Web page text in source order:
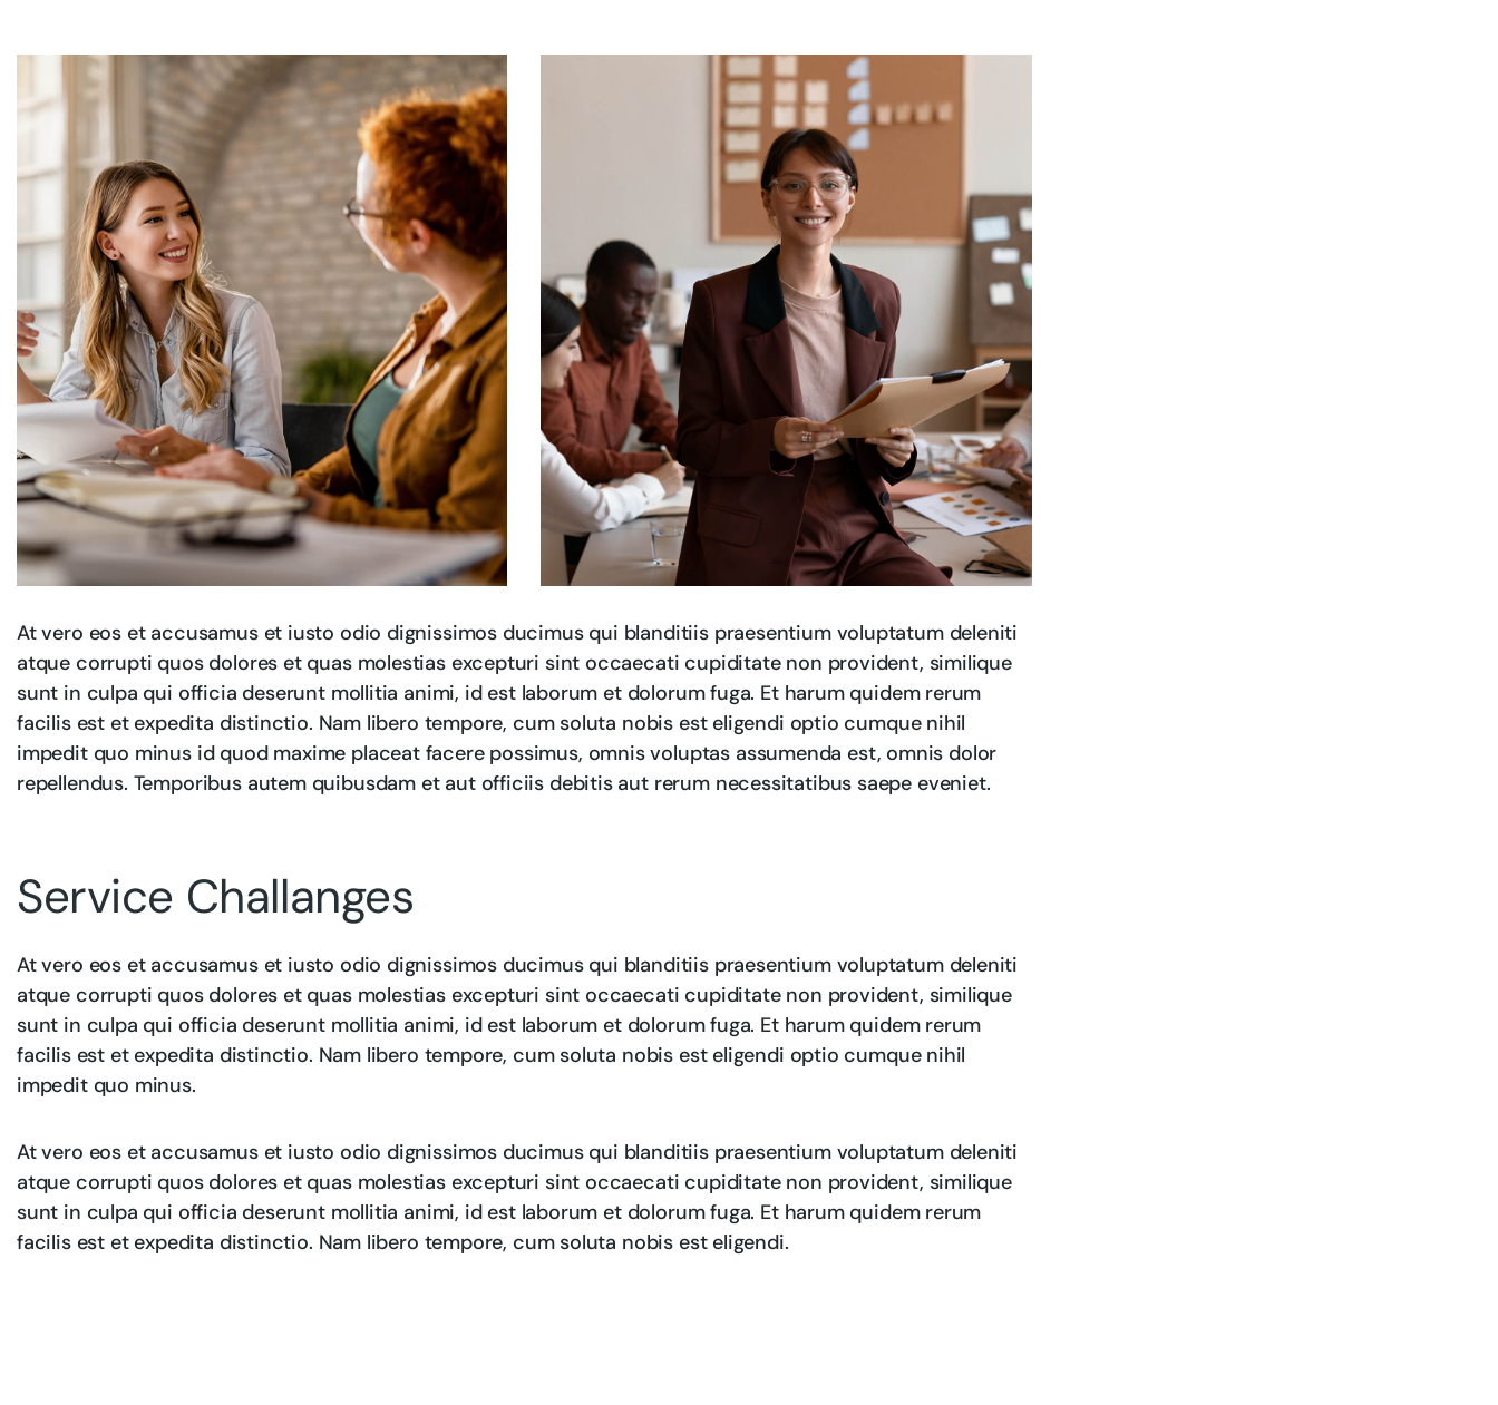
At vero eos et accusamus et iusto odio dignissimos ducimus qui blanditiis praesentium voluptatum deleniti
atque corrupti quos dolores et quas molestias excepturi sint occaecati cupiditate non provident, similique
sunt in culpa qui officia deserunt mollitia animi, id est laborum et dolorum fuga. Et harum quidem rerum
facilis est et expedita distinctio. Nam libero tempore, cum soluta nobis est eligendi optio cumque nihil
impedit quo minus id quod maxime placeat facere possimus, omnis voluptas assumenda est, omnis dolor
repellendus. Temporibus autem quibusdam et aut officiis debitis aut rerum necessitatibus saepe eveniet.
Service Challanges
At vero eos et accusamus et iusto odio dignissimos ducimus qui blanditiis praesentium voluptatum deleniti
atque corrupti quos dolores et quas molestias excepturi sint occaecati cupiditate non provident, similique
sunt in culpa qui officia deserunt mollitia animi, id est laborum et dolorum fuga. Et harum quidem rerum
facilis est et expedita distinctio. Nam libero tempore, cum soluta nobis est eligendi optio cumque nihil
impedit quo minus.
At vero eos et accusamus et iusto odio dignissimos ducimus qui blanditiis praesentium voluptatum deleniti
atque corrupti quos dolores et quas molestias excepturi sint occaecati cupiditate non provident, similique
sunt in culpa qui officia deserunt mollitia animi, id est laborum et dolorum fuga. Et harum quidem rerum
facilis est et expedita distinctio. Nam libero tempore, cum soluta nobis est eligendi.